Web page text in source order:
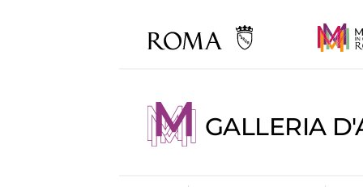
GALLERIA